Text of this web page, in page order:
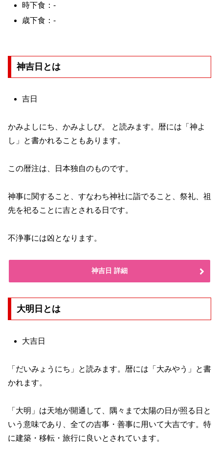
時下食：-
歳下食：-
神吉日とは
吉日
かみよしにち、かみよしび。 と読みます。暦には「神よ
し」と書かれることもあります。
この暦注は、日本独自のものです。
神事に関すること、すなわち神社に詣でること、祭礼、祖
先を祀ることに吉とされる日です。
不浄事には凶となります。
神吉日 詳細
大明日とは
大吉日
「だいみょうにち」と読みます。暦には「大みやう」と書
かれます。
「大明」は天地が開通して、隅々まで太陽の日が照る日と
いう意味であり、全ての吉事・善事に用いて大吉です。特
に建築・移転・旅行に良いとされています。